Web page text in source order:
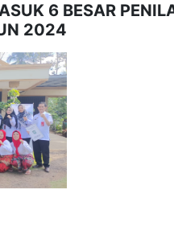
6 BESAR
2024